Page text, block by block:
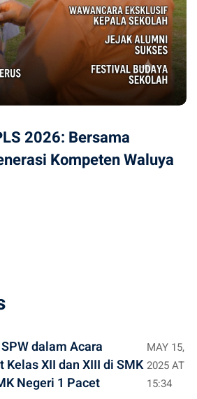
2026: Bersama
Kompeten Waluya
dalam Acara
XII dan XIII di SMK
Negeri 1 Pacet
MAY 15,
2025 AT
15:34